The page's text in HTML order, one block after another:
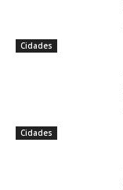
Cidades
Cidades